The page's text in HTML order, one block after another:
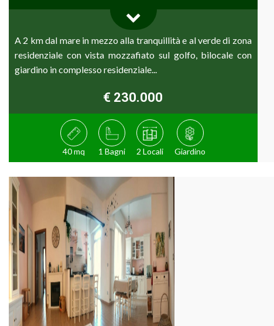
A 2 km dal mare in mezzo alla tranquillità e al verde di zona
residenziale con vista mozzafiato sul golfo, bilocale con
giardino in complesso residenziale...
€ 230.000
40 mq 1 Bagni 2 Locali Giardino